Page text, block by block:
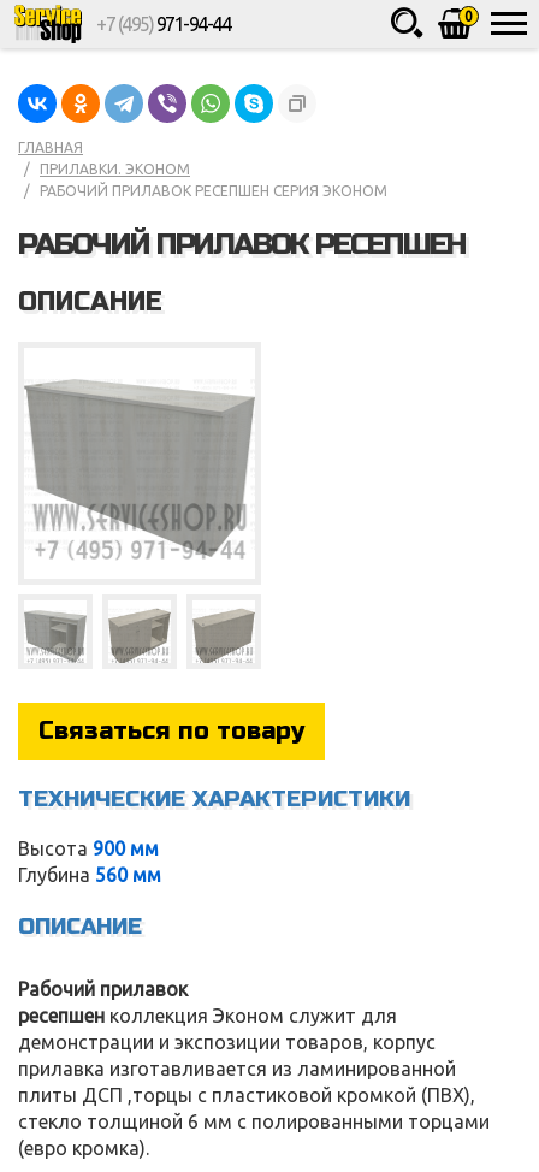
0
+7 (495)971-94-44
ГЛАВНАЯ
ПРИЛАВКИ. ЭКОНОМ
РАБОЧИЙ ПРИЛАВОК РЕСЕПШЕН СЕРИЯ ЭКОНОМ
РАБОЧИЙ ПРИЛАВОК РЕСЕПШЕН
ОПИСАНИЕ
Связаться по товару
ТЕХНИЧЕСКИЕ ХАРАКТЕРИСТИКИ
Высота 900 мм
Глубина 560 мм
ОПИСАНИЕ
Рабочий прилавок
ресепшен коллекция Эконом служит для
демонстрации и экспозиции товаров, корпус
прилавка изготавливается из ламинированной
плиты ДСП ,торцы с пластиковой кромкой (ПВХ),
стекло толщиной 6 мм с полированными торцами
(евро кромка).